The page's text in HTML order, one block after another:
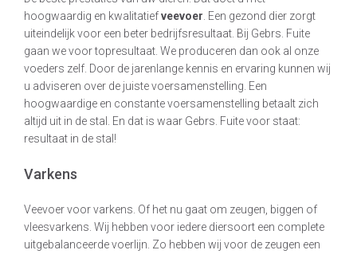
hoogwaardig en kwalitatiefveevoer . Een gezond dier zorgt
uiteindelijk voor een beter bedrijfsresultaat. Bij Gebrs. Fuite
gaan we voor topresultaat. We produceren dan ook al onze
voeders zelf. Door de jarenlange kennis en ervaring kunnen wij
u adviseren over de juiste voersamenstelling. Een
hoogwaardige en constante voersamenstelling betaalt zich
altijd uit in de stal. En dat is waar Gebrs. Fuite voor staat:
resultaat in de stal!
Varkens
Veevoer voor varkens. Of het nu gaat om zeugen, biggen of
vleesvarkens. Wij hebben voor iedere diersoort een complete
uitgebalanceerde voerlijn. Zo hebben wij voor de zeugen een